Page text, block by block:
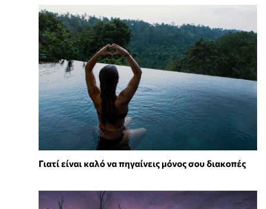
Γιατί είναι καλό να πηγαίνεις μόνος σου διακοπές